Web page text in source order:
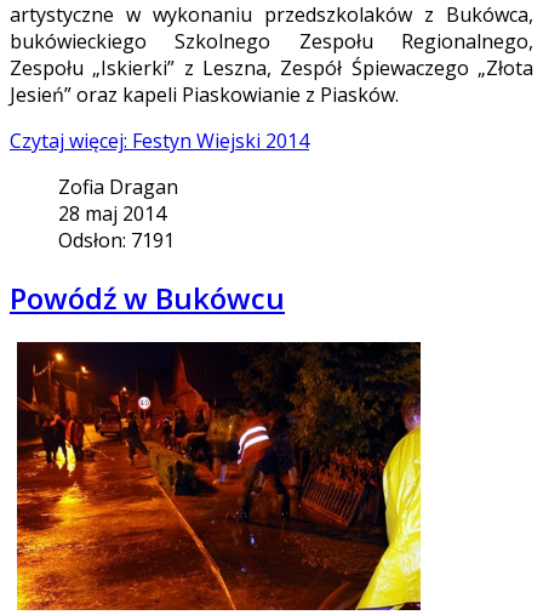
artystyczne w wykonaniu przedszkolaków z Bukówca,
bukówieckiego Szkolnego Zespołu Regionalnego,
Zespołu „Iskierki” z Leszna, Zespół Śpiewaczego „Złota
Jesień” oraz kapeli Piaskowianie z Piasków.
Czytaj więcej: Festyn Wiejski 2014
Zofia Dragan
28 maj 2014
Odsłon: 7191
Powódź w Bukówcu